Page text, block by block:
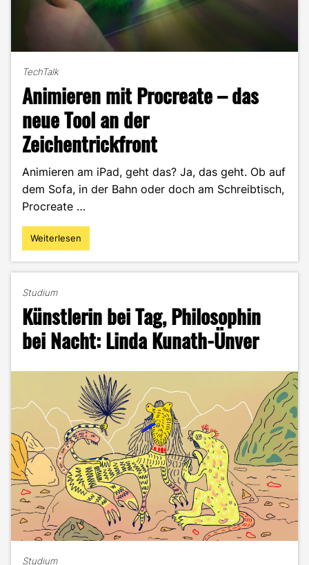
TechTalk
Animieren mit Procreate – das
neue Tool an der
Zeichentrickfront
Animieren am iPad, geht das? Ja, das geht. Ob auf
dem Sofa, in der Bahn oder doch am Schreibtisch,
Procreate …
"Animieren
mit
das
neue
Tool
an
Zeichentrickfront"
Weiterlesen
Studium
Künstlerin bei Tag, Philosophin
bei Nacht: Linda Kunath-Ünver
Studium